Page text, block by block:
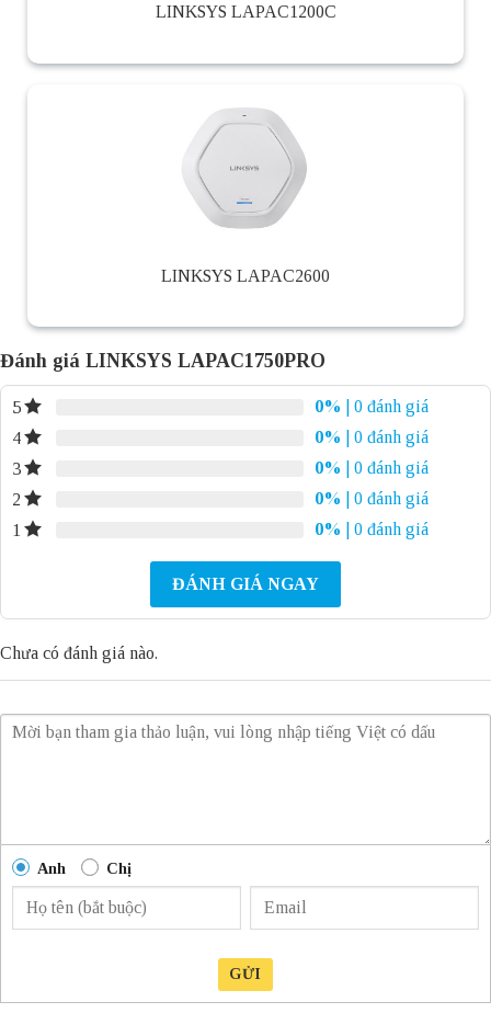
LINKSYS LAPAC1200C
LINKSYS LAPAC2600
Đánh giá LINKSYS LAPAC1750PRO
5 0%
| 0 đánh giá
4
0%
| 0 đánh giá
3
0%
| 0 đánh giá
2
0%
| 0 đánh giá
1
0% | 0 đánh giá
ĐÁNH GIÁ NGAY
Chưa có đánh giá nào.
Anh Chị
GỬI